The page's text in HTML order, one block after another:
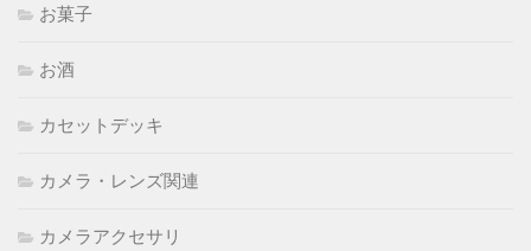
お菓子
お酒
カセットデッキ
カメラ・レンズ関連
カメラアクセサリ